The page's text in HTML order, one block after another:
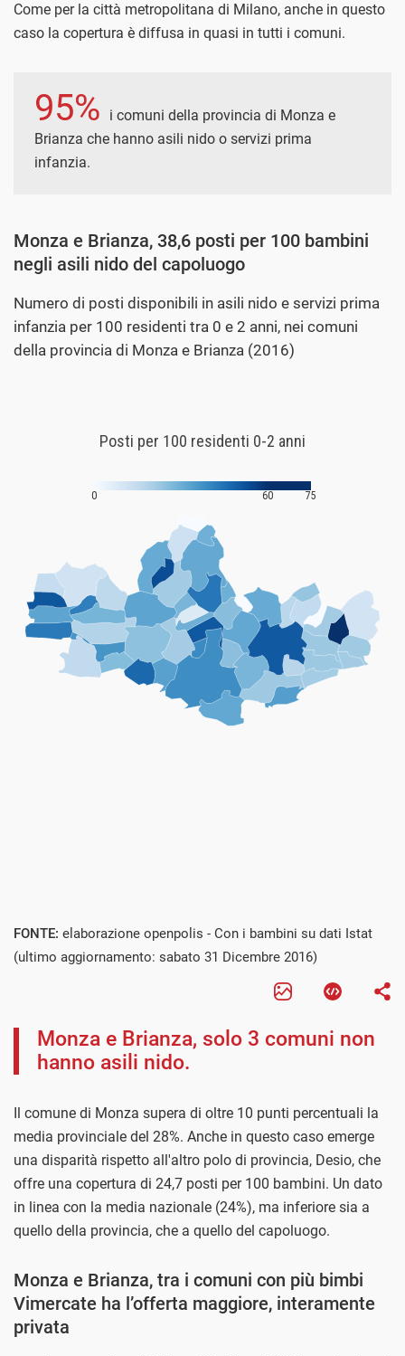
Come per la città metropolitana di Milano, anche in questo
caso la copertura è diffusa in quasi in tutti i comuni.
95%
i comuni della provincia di Monza e
Brianza che hanno asili nido o servizi prima
infanzia.
Monza e Brianza, 38,6 posti per 100 bambini
negli asili nido del capoluogo
Numero di posti disponibili in asili nido e servizi prima
infanzia per 100 residenti tra 0 e 2 anni, nei comuni
della provincia di Monza e Brianza (2016)
FONTE: elaborazione openpolis - Con i bambini su dati Istat
(ultimo aggiornamento: sabato 31 Dicembre 2016)
Monza e Brianza, solo 3 comuni non
hanno asili nido.
Il comune di Monza supera di oltre 10 punti percentuali la
media provinciale del 28%. Anche in questo caso emerge
una disparità rispetto all'altro polo di provincia, Desio, che
offre una copertura di 24,7 posti per 100 bambini. Un dato
in linea con la media nazionale (24%), ma inferiore sia a
quello della provincia, che a quello del capoluogo.
Monza e Brianza, tra i comuni con più bimbi
Vimercate ha l’offerta maggiore, interamente
privata